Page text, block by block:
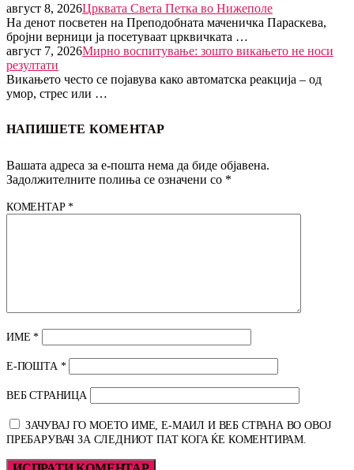
август 8, 2026Црквата Света Петка во Нижеполе
На денот посветен на Преподобната маченичка Параскева,
бројни верници ја посетуваат црквичката …
август 7, 2026Мирно воспитување: зошто викањето не носи
резултати
Викањето често се појавува како автоматска реакција – од
умор, стрес или …
НАПИШЕТЕ КОМЕНТАР
Вашата адреса за е-пошта нема да биде објавена.
Задолжителните полиња се означени со *
КОМЕНТАР*
ИМЕ*
Е-ПОШТА *
ВЕБ СТРАНИЦА
ЗАЧУВАЈ ГО МОЕТО ИМЕ, Е-МАИЛ И ВЕБ СТРАНА ВО ОВОЈ
ПРЕБАРУВАЧ ЗА СЛЕДНИОТ ПАТ КОГА ЌЕ КОМЕНТИРАМ.